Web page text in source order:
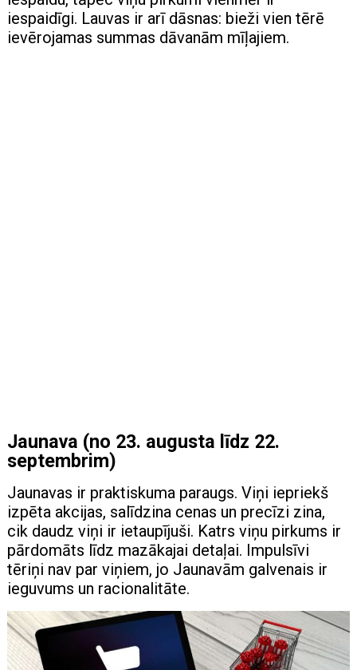
iespaidīgi. Lauvas ir arī dāsnas: bieži vien tērē
ievērojamas summas dāvanām mīļajiem.
Jaunava (no 23. augusta līdz 22.
septembrim)
Jaunavas ir praktiskuma paraugs. Viņi iepriekš
izpēta akcijas, salīdzina cenas un precīzi zina,
cik daudz viņi ir ietaupījuši. Katrs viņu pirkums ir
pārdomāts līdz mazākajai detaļai. Impulsīvi
tēriņi nav par viņiem, jo ​​Jaunavām galvenais ir
ieguvums un racionalitāte.